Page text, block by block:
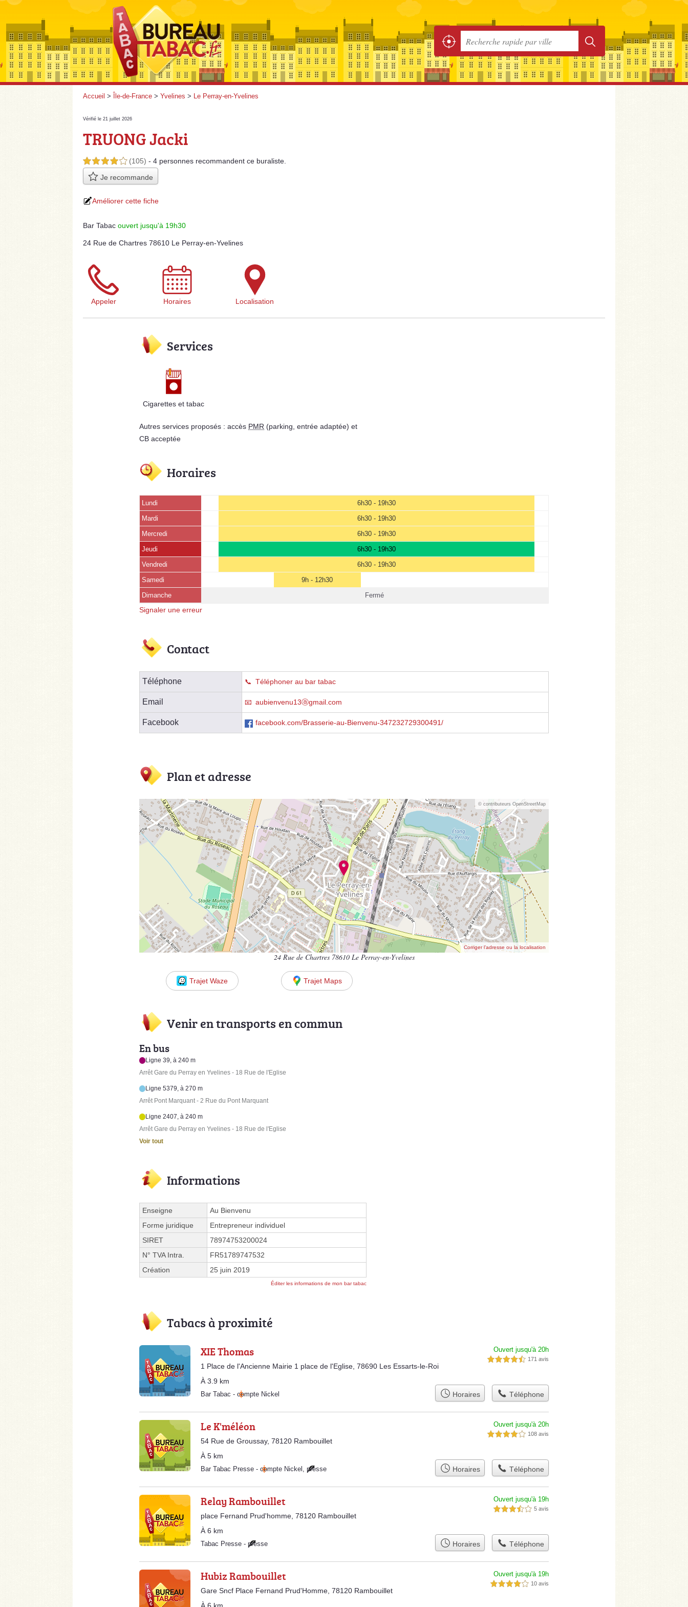
Accueil > Île-de-France > Yvelines > Le Perray-en-Yvelines
Vérifié le 21 juillet 2026
TRUONG Jacki
4,0 étoiles sur 5 (105) - 4 personnes recommandent ce buraliste.
Je recommande
Améliorer cette fiche
Bar Tabac ouvert jusqu'à 19h30
24 Rue de Chartres 78610 Le Perray-en-Yvelines
Appeler Horaires Localisation
Services
Cigarettes et tabac
Autres services proposés : accès PMR (parking, entrée adaptée) et
CB acceptée
Horaires
Lundi 6h30 - 19h30
Mardi 6h30 - 19h30
Mercredi 6h30 - 19h30
Jeudi 6h30 - 19h30
Vendredi 6h30 - 19h30
Samedi 9h - 12h30
Dimanche Fermé
Signaler une erreur
Contact
Téléphone Téléphoner au bar tabac
Email aubienvenu13ⓐgmail.com
Facebook facebook.com/Brasserie-au-Bienvenu-347232729300491/
Plan et adresse
© contributeurs OpenStreetMap
Corriger l’adresse ou la localisation
24 Rue de Chartres 78610 Le Perray-en-Yvelines
Trajet Waze Trajet Maps
Venir en transports en commun
En bus
Ligne 39, à 240 m
Arrêt Gare du Perray en Yvelines - 18 Rue de l'Eglise
Ligne 5379, à 270 m
Arrêt Pont Marquant - 2 Rue du Pont Marquant
Ligne 2407, à 240 m
Arrêt Gare du Perray en Yvelines - 18 Rue de l'Eglise
Voir tout
Informations
Enseigne
Au Bienvenu
Forme juridique
Entrepreneur individuel
SIRET
78974753200024
N° TVA Intra.
FR51789747532
Création
25 juin 2019
Éditer les informations de mon bar tabac
Tabacs à proximité
XIE Thomas
1 Place de l'Ancienne Mairie 1 place de l'Eglise, 78690 Les Essarts-le-Roi
À 3.9 km
Ouvert jusqu'à 20h
4,5 étoiles sur 5 171 avis
Bar Tabac - compte Nickel Horaires Téléphone
Le K'méléon
54 Rue de Groussay, 78120 Rambouillet
À 5 km
Ouvert jusqu'à 20h
4,0 étoiles sur 5 108 avis
Bar Tabac Presse - compte Nickel , presse Horaires Téléphone
Relay Rambouillet
place Fernand Prud'homme, 78120 Rambouillet
À 6 km
Ouvert jusqu'à 19h
3,5 étoiles sur 5 5 avis
Tabac Presse - presse Horaires Téléphone
Hubiz Rambouillet
Gare Sncf Place Fernand Prud'Homme, 78120 Rambouillet
Ouvert jusqu'à 19h
4,0 étoiles sur 5 10 avis